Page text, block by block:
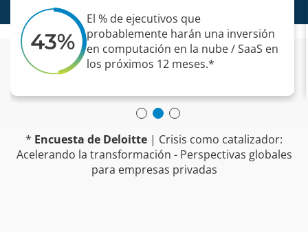
El % de ejecutivos que
probablemente harán una inversión
en computación en la nube / SaaS en
los próximos 12 meses.*
* Encuesta de Deloitte | Crisis como catalizador:
Acelerando la transformación - Perspectivas globales
para empresas privadas